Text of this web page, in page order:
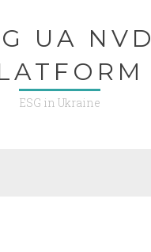
UA NVD
ESG in Ukraine